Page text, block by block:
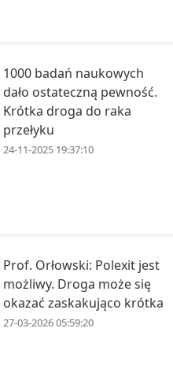
1000 badań naukowych
dało ostateczną pewność.
Krótka droga do raka
przełyku
24-11-2025 19:37:10
Prof. Orłowski: Polexit jest
możliwy. Droga może się
okazać zaskakująco krótka
27-03-2026 05:59:20